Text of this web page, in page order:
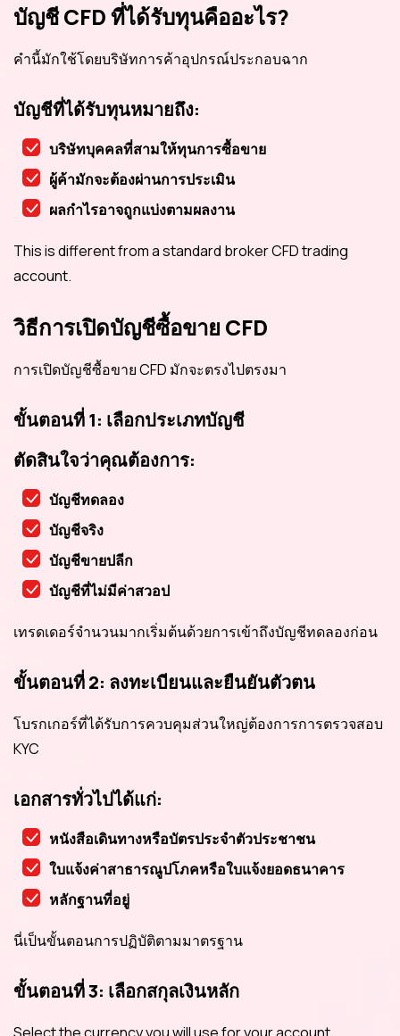
บัญชี CFD ที่ได้รับทุนคืออะไร?
คำนี้มักใช้โดยบริษัทการค้าอุปกรณ์ประกอบฉาก
บัญชีที่ได้รับทุนหมายถึง:
บริษัทบุคคลที่สามให้ทุนการซื้อขาย
ผู้ค้ามักจะต้องผ่านการประเมิน
ผลกำไรอาจถูกแบ่งตามผลงาน
This is different from a standard broker CFD trading
account.
วิธีการเปิดบัญชีซื้อขาย CFD
การเปิดบัญชีซื้อขาย CFD มักจะตรงไปตรงมา
ขั้นตอนที่ 1: เลือกประเภทบัญชี
ตัดสินใจว่าคุณต้องการ:
บัญชีทดลอง
บัญชีจริง
บัญชีขายปลีก
บัญชีที่ไม่มีค่าสวอป
เทรดเดอร์จำนวนมากเริ่มต้นด้วยการเข้าถึงบัญชีทดลองก่อน
ขั้นตอนที่ 2: ลงทะเบียนและยืนยันตัวตน
โบรกเกอร์ที่ได้รับการควบคุมส่วนใหญ่ต้องการการตรวจสอบ
KYC
เอกสารทั่วไปได้แก่:
หนังสือเดินทางหรือบัตรประจำตัวประชาชน
ใบแจ้งค่าสาธารณูปโภคหรือใบแจ้งยอดธนาคาร
หลักฐานที่อยู่
นี่เป็นขั้นตอนการปฏิบัติตามมาตรฐาน
ขั้นตอนที่ 3: เลือกสกุลเงินหลัก